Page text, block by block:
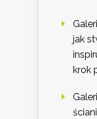
jak
krok